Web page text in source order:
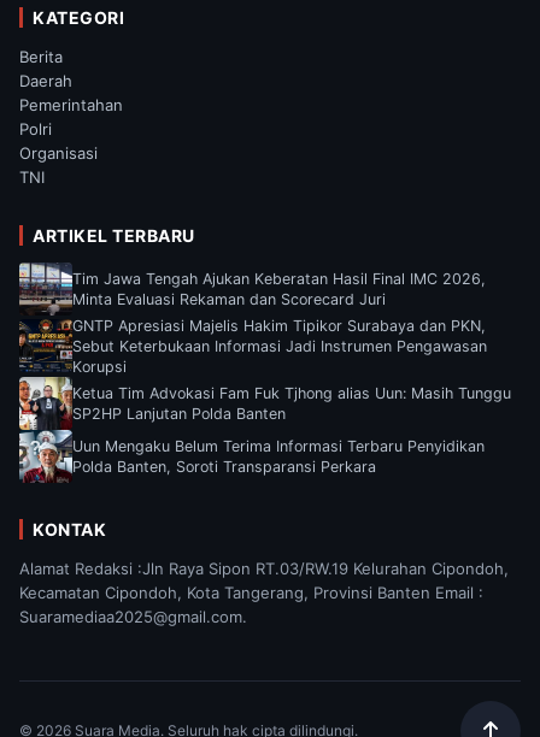
KATEGORI
Berita
Daerah
Pemerintahan
Polri
Organisasi
TNI
ARTIKEL TERBARU
Tim Jawa Tengah Ajukan Keberatan Hasil Final IMC 2026,
Minta Evaluasi Rekaman dan Scorecard Juri
GNTP Apresiasi Majelis Hakim Tipikor Surabaya dan PKN,
Sebut Keterbukaan Informasi Jadi Instrumen Pengawasan
Korupsi
Ketua Tim Advokasi Fam Fuk Tjhong alias Uun: Masih Tunggu
SP2HP Lanjutan Polda Banten
Uun Mengaku Belum Terima Informasi Terbaru Penyidikan
Polda Banten, Soroti Transparansi Perkara
KONTAK
Alamat Redaksi :Jln Raya Sipon RT.03/RW.19 Kelurahan Cipondoh,
Kecamatan Cipondoh, Kota Tangerang, Provinsi Banten Email :
Suaramediaa2025@gmail.com.
© 2026 Suara Media. Seluruh hak cipta dilindungi.